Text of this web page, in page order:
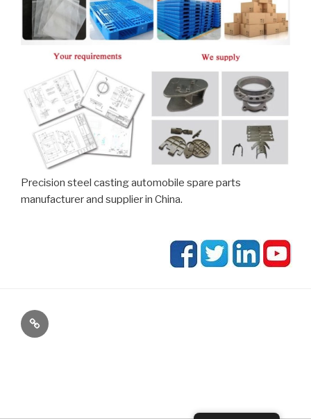
Precision steel casting automobile spare parts
manufacturer and supplier in China.
E-
Mail: